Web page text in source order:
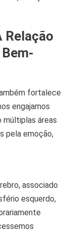
Relação
fortalece
engajamos
múltiplas áreas
pela emoção,
associado
esquerdo,